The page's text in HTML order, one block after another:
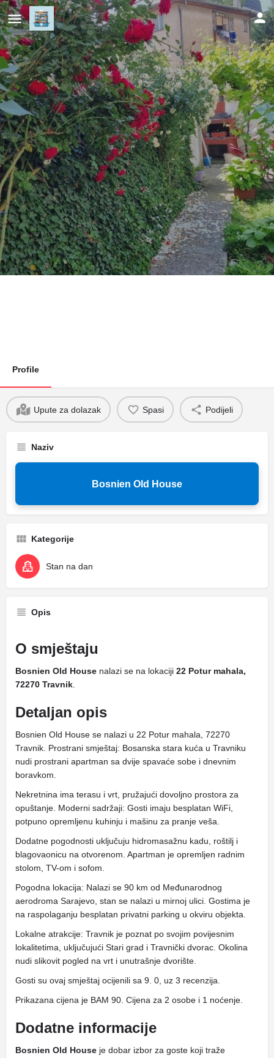
Bosnien Old House
Cijena (po danu)
90KM
Profile
Upute za dolazak Spasi Podijeli
Naziv
Bosnien Old House
Kategorije
Stan na dan
Opis
O smještaju
Bosnien Old House nalazi se na lokaciji 22 Potur mahala,
72270 Travnik
Detaljan opis
Bosnien Old House se nalazi u 22 Potur mahala, 72270
Travnik. Prostrani smještaj: Bosanska stara kuća u Travniku
nudi prostrani apartman sa dvije spavaće sobe i dnevnim
boravkom.
Nekretnina ima terasu i vrt, pružajući dovoljno prostora za
opuštanje. Moderni sadržaji: Gosti imaju besplatan WiFi,
potpuno opremljenu kuhinju i mašinu za pranje veša.
Dodatne pogodnosti uključuju hidromasažnu kadu, roštilj i
blagovaonicu na otvorenom. Apartman je opremljen radnim
stolom, TV-om i sofom.
Pogodna lokacija: Nalazi se 90 km od Međunarodnog
aerodroma Sarajevo, stan se nalazi u mirnoj ulici. Gostima je
na raspolaganju besplatan privatni parking u okviru objekta.
Lokalne atrakcije: Travnik je poznat po svojim povijesnim
lokalitetima, uključujući Stari grad i Travnički dvorac. Okolina
nudi slikovit pogled na vrt i unutrašnje dvorište.
Gosti su ovaj smještaj ocijenili sa 9. 0, uz 3 recenzija.
Prikazana cijena je BAM 90. Cijena za 2 osobe i 1 noćenje.
Dodatne informacije
Bosnien Old House je dobar izbor za goste koji traže